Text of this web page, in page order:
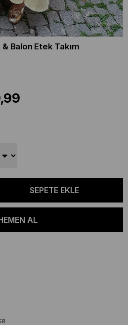
& Balon Etek Takım